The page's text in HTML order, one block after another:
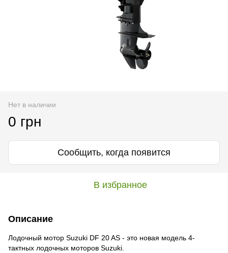
Нет в наличии
0 грн
Сообщить, когда появится
В избранное
Описание
Лодочный мотор Suzuki DF 20 AS - это новая модель 4-
тактных лодочных моторов Suzuki.